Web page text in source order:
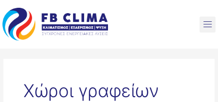
to
content
Χώροι γραφείων